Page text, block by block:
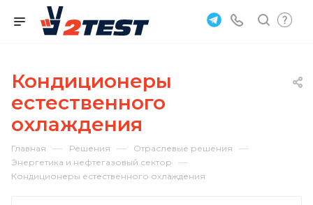
Кондиционеры
естественного
охлаждения
Главная — Решения — Отраслевые решения —
Энергетика и нефтегазовый сектор —
Кондиционеры естественного охлаждения